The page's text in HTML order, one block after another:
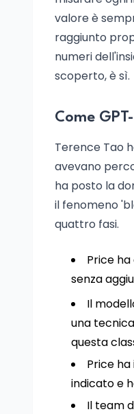
valore è
raggiunto
numeri
scoperto, è sì.
Come
Terence Tao
avevano
ha posto la
il fenomeno
quattro fasi.
Price
senza
Il
una
questa
Price
indicato e
Il team